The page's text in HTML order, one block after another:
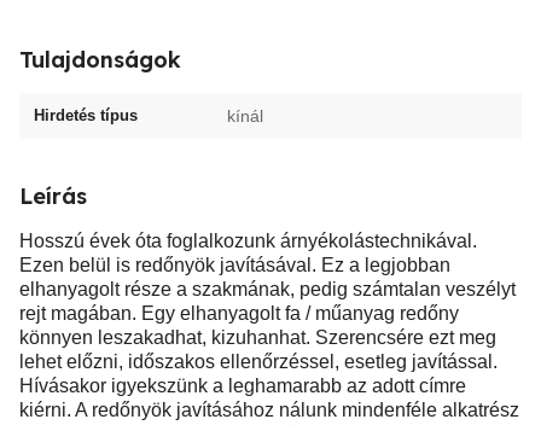
Tulajdonságok
Hirdetés típus kínál
Leírás
Hosszú évek óta foglalkozunk árnyékolástechnikával.
Ezen belül is redőnyök javításával. Ez a legjobban
elhanyagolt része a szakmának, pedig számtalan veszélyt
rejt magában. Egy elhanyagolt fa / műanyag redőny
könnyen leszakadhat, kizuhanhat. Szerencsére ezt meg
lehet előzni, időszakos ellenőrzéssel, esetleg javítással.
Hívásakor igyekszünk a leghamarabb az adott címre
kiérni. A redőnyök javításához nálunk mindenféle alkatrész